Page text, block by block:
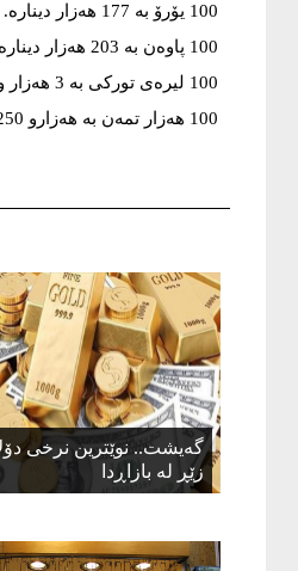
100 یۆرۆ بە 177 هەزار دینارە.
100 پاوەن بە 203 هه‌زار دینارە.
100 لیره‌ی توركی به‌ 3 هه‌زار و 600 دینارە.
100 هەزار تمەن بە هەزارو 250 دینارە.
گەیشت.. نوێترین نرخی
زێڕ لە بازاڕدا